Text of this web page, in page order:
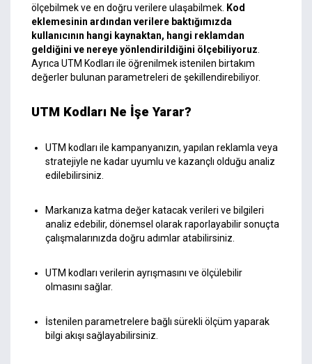
ölçebilmek ve en doğru verilere ulaşabilmek. Kod
eklemesinin ardından verilere baktığımızda
kullanıcının hangi kaynaktan, hangi reklamdan
geldiğini ve nereye yönlendirildiğini ölçebiliyoruz
Ayrıca UTM Kodları ile öğrenilmek istenilen birtakım
değerler bulunan parametreleri de şekillendirebiliyor.
UTM Kodları Ne İşe Yarar?
UTM kodları ile kampanyanızın, yapılan reklamla veya
stratejiyle ne kadar uyumlu ve kazançlı olduğu analiz
edilebilirsiniz.
Markanıza katma değer katacak verileri ve bilgileri
analiz edebilir, dönemsel olarak raporlayabilir sonuçta
çalışmalarınızda doğru adımlar atabilirsiniz.
UTM kodları verilerin ayrışmasını ve ölçülebilir
olmasını sağlar.
İstenilen parametrelere bağlı sürekli ölçüm yaparak
bilgi akışı sağlayabilirsiniz.